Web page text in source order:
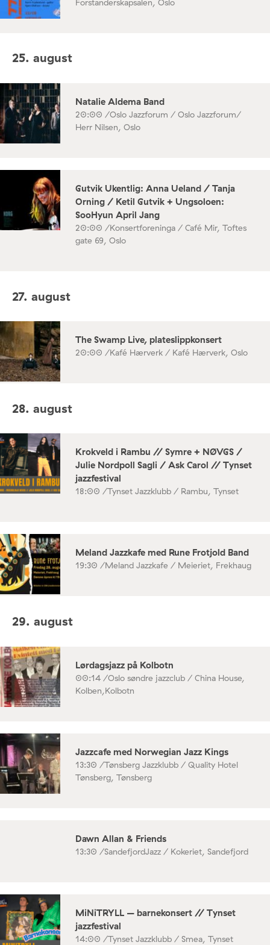
Forstanderskapsalen, Oslo
25. august
Natalie Aldema Band
20:00 /Oslo Jazzforum / Oslo Jazzforum/
Herr Nilsen, Oslo
Gutvik Ukentlig: Anna Ueland / Tanja
Orning / Ketil Gutvik + Ungsoloen:
SooHyun April Jang
20:00 /Konsertforeninga / Café Mir, Toftes
gate 69, Oslo
27. august
The Swamp Live, plateslippkonsert
20:00 /Kafé Hærverk / Kafé Hærverk, Oslo
28. august
Krokveld i Rambu // Symre + NØVGS /
Julie Nordpoll Sagli / Ask Carol // Tynset
jazzfestival
18:00 /Tynset Jazzklubb / Rambu, Tynset
Meland Jazzkafe med Rune Frotjold Band
19:30 /Meland Jazzkafe / Meieriet, Frekhaug
29. august
Lørdagsjazz på Kolbotn
00:14 /Oslo søndre jazzclub / China House,
Kolben,Kolbotn
Jazzcafe med Norwegian Jazz Kings
13:30 /Tønsberg Jazzklubb / Quality Hotel
Tønsberg, Tønsberg
Dawn Allan & Friends
13:30 /SandefjordJazz / Kokeriet, Sandefjord
MiNiTRYLL – barnekonsert // Tynset
jazzfestival
14:00 /Tynset Jazzklubb / Smea, Tynset